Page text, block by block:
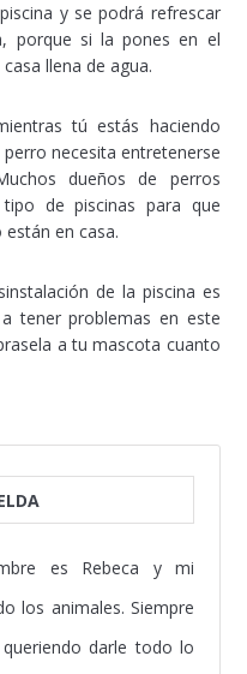
y se podrá refrescar
porque si la pones en el
llena de agua.
tú estás haciendo
necesita entretenerse
dueños de perros
de piscinas para que
en casa.
de la piscina es
tener problemas en este
a tu mascota cuanto
es Rebeca y mi
los animales. Siempre
darle todo lo